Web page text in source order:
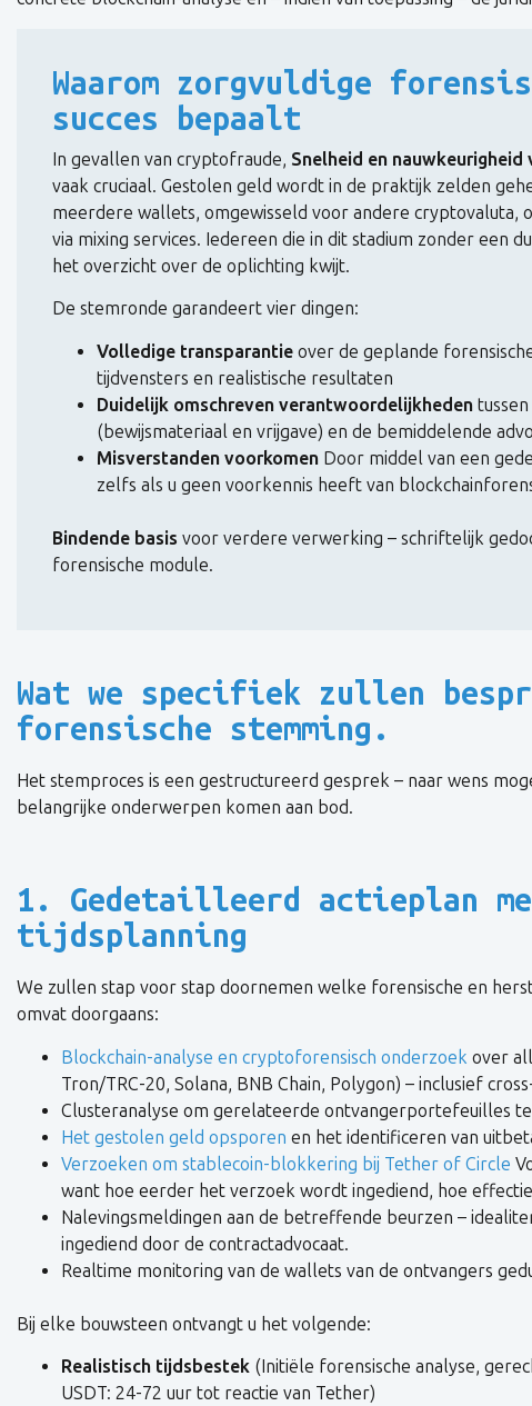
Waarom zorgvuldige
succes bepaalt
In gevallen van cryptofraude, Snelheid en nauwkeurigheid
vaak cruciaal. Gestolen geld wordt in de praktijk zelden
meerdere wallets, omgewisseld voor andere cryptovaluta,
via mixing services. Iedereen die in dit stadium zonder een
het overzicht over de oplichting kwijt.
De stemronde garandeert vier dingen:
Volledige transparantie over de geplande
tijdvensters en realistische resultaten
Duidelijk omschreven verantwoordelijkheden
(bewijsmateriaal en vrijgave) en de bemiddelende
Misverstanden voorkomen Door middel van een
zelfs als u geen voorkennis heeft van
Bindende basis voor verdere verwerking – schriftelijk
forensische module.
Wat we specifiek zullen
forensische stemming.
Het stemproces is een gestructureerd gesprek – naar wens
belangrijke onderwerpen komen aan bod.
1. Gedetailleerd actieplan
tijdsplanning
We zullen stap voor stap doornemen welke forensische en
omvat doorgaans:
Blockchain-analyse en cryptoforensisch onderzoek over
Tron/TRC-20, Solana, BNB Chain, Polygon) – inclusief
Clusteranalyse om gerelateerde ontvangerportefeuilles
Het gestolen geld opsporen en het identificeren van
Verzoeken om stablecoin-blokkering bij Tether of Circle
want hoe eerder het verzoek wordt ingediend, hoe
Nalevingsmeldingen aan de betreffende beurzen –
ingediend door de contractadvocaat.
Realtime monitoring van de wallets van de ontvangers
Bij elke bouwsteen ontvangt u het volgende:
Realistisch tijdsbestek (Initiële forensische analyse,
USDT: 24-72 uur tot reactie van Tether)